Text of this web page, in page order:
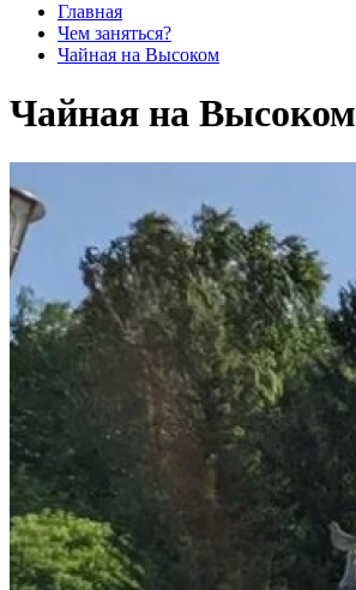
Главная
Чем заняться?
Чайная на Высоком
Чайная на Высоком